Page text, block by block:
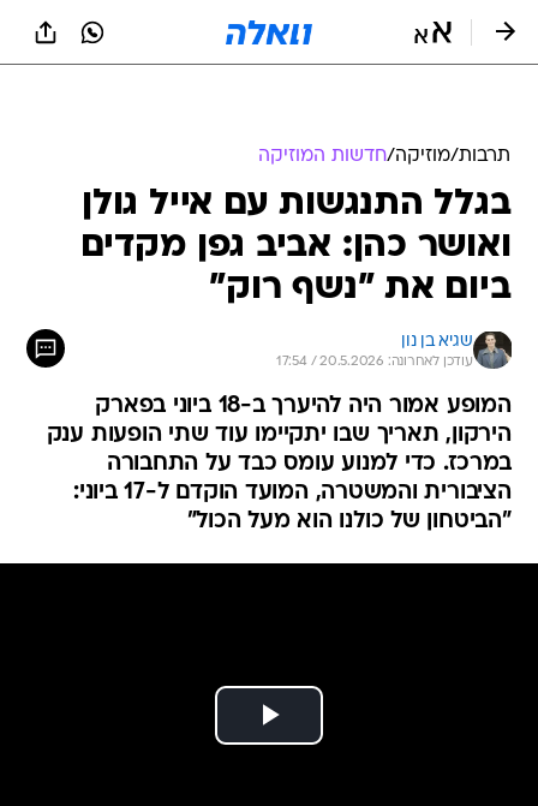
תרבות/מוזיקה/חדשות המוזיקה
בגלל התנגשות עם אייל גולן
ואושר כהן: אביב גפן מקדים
ביום את "נשף רוק"
שגיא בן נון
עודכן לאחרונה: 20.5.2026 / 17:54
המופע אמור היה להיערך ב-18 ביוני בפארק
הירקון, תאריך שבו יתקיימו עוד שתי הופעות ענק
במרכז. כדי למנוע עומס כבד על התחבורה
הציבורית והמשטרה, המועד הוקדם ל-17 ביוני:
"הביטחון של כולנו הוא מעל הכול"